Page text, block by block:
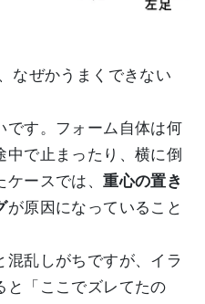
なぜかうまくできない
です。フォーム自体は何
中で止まったり、横に倒
ケースでは、重心の置き
が原因になっていること
混乱しがちですが、イラ
と「ここでズレてたの